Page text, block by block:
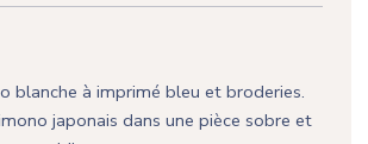
blanche à imprimé bleu et broderies.
japonais dans une pièce sobre et